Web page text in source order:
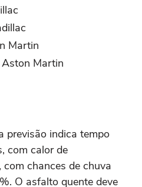
Martin
Martin
previsão indica tempo
com calor de
chances de chuva
O asfalto quente deve